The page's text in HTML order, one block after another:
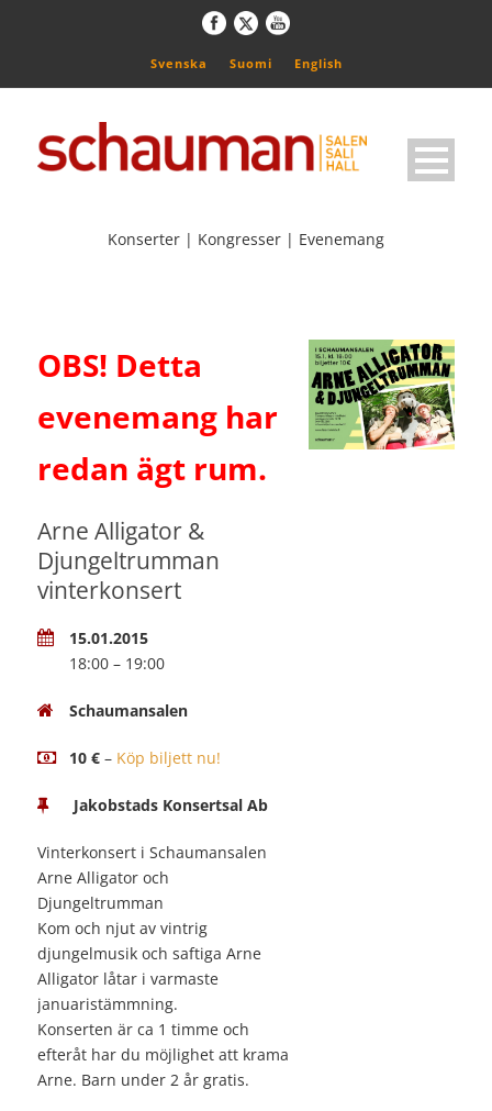
Svenska Suomi English
Konserter | Kongresser | Evenemang
OBS! Detta
evenemang har
redan ägt rum.
Arne Alligator &
Djungeltrumman
vinterkonsert
15.01.2015
18:00 – 19:00
Schaumansalen
10 € – Köp biljett nu!
Jakobstads Konsertsal Ab
Vinterkonsert i Schaumansalen
Arne Alligator och
Djungeltrumman
Kom och njut av vintrig
djungelmusik och saftiga Arne
Alligator låtar i varmaste
januaristämmning.
Konserten är ca 1 timme och
efteråt har du möjlighet att krama
Arne. Barn under 2 år gratis.